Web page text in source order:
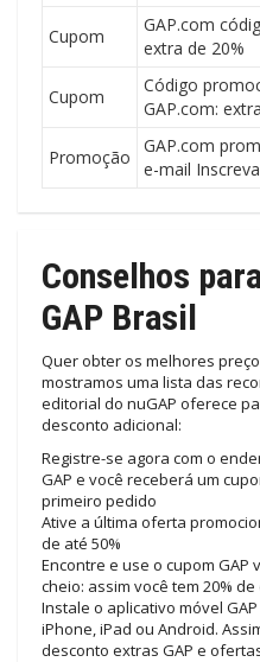
Cupom
GAP.com
extra de 20%
Cupom
Código
GAP.com:
Promoção
GAP.com
e-mail
Conselhos
GAP Brasil
Quer obter os melhores
mostramos uma lista das
editorial do nuGAP oferece
desconto adicional:
Registre-se agora com o
GAP e você receberá um
primeiro pedido
Ative a última oferta
de até 50%
Encontre e use o cupom
cheio: assim você tem 20%
Instale o aplicativo móvel
iPhone, iPad ou Android.
desconto extras GAP e